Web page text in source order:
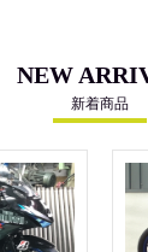
NEW
新着商品